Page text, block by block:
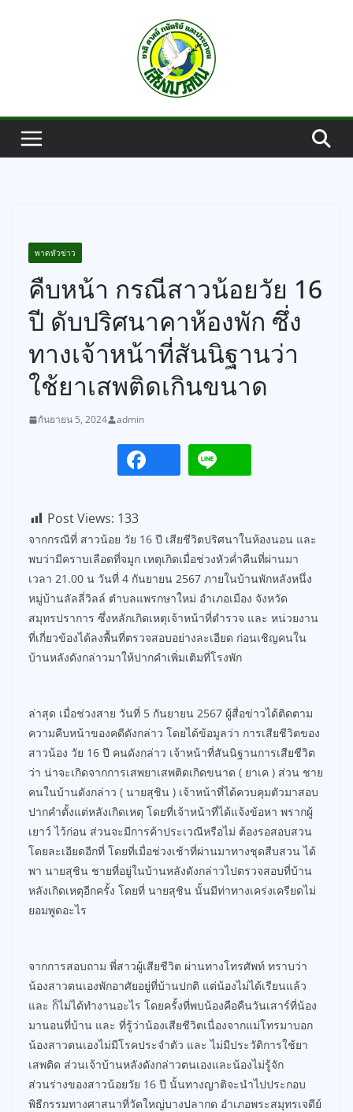
พาดหัวข่าว
คืบหน้า กรณีสาวน้อยวัย 16
ปี ดับปริศนาคาห้องพัก ซึ่ง
ทางเจ้าหน้าที่สันนิฐานว่า
ใช้ยาเสพติดเกินขนาด
กันยายน 5, 2024 admin
Post Views: 133
จากกรณีที่ สาวน้อย วัย 16 ปี เสียชีวิตปริศนาในห้องนอน และ
พบว่ามีคราบเลือดที่จมูก เหตุเกิดเมื่อช่วงหัวค่ำคืนที่ผ่านมา
เวลา 21.00 น วันที่ 4 กันยายน 2567 ภายในบ้านพักหลังหนึ่ง
หมู่บ้านลัลลี่วิลล์ ตำบลแพรกษาใหม่ อำเภอเมือง จังหวัด
สมุทรปราการ ซึ่งหลักเกิดเหตุเจ้าหน้าที่ตำรวจ และ หน่วยงาน
ที่เกี่ยวข้องได้ลงพื้นที่ตรวจสอบอย่างละเอียด ก่อนเชิญคนใน
บ้านหลังดังกล่าวมาให้ปากคำเพิ่มเติมที่โรงพัก
ล่าสุด เมื่อช่วงสาย วันที่ 5 กันยายน 2567 ผู้สื่อข่าวได้ติดตาม
ความคืบหน้าของคดีดังกล่าว โดยได้ข้อมูลว่า การเสียชีวิตของ
สาวน้อง วัย 16 ปี คนดังกล่าว เจ้าหน้าที่สันนิฐานการเสียชีวิต
ว่า น่าจะเกิดจากการเสพยาเสพติดเกิดขนาด ( ยาเค ) ส่วน ชาย
คนในบ้านดังกล่าว ( นายสุชิน ) เจ้าหน้าที่ได้ควบคุมตัวมาสอบ
ปากคำตั้งแต่หลังเกิดเหตุ โดยที่เจ้าหน้าที่ได้แจ้งข้อหา พรากผู้
เยาว์ ไว้ก่อน ส่วนจะมีการค้าประเวณีหรือไม่ ต้องรอสอบสวน
โดยละเอียดอีกที่ โดยที่เมื่อช่วงเช้าที่ผ่านมาทางชุดสืบสวน ได้
พา นายสุชิน ชายที่อยู่ในบ้านหลังดังกล่าวไปตรวจสอบที่บ้าน
หลังเกิดเหตุอีกครั้ง โดยที่ นายสุชิน นั้นมีท่าทางเคร่งเครียดไม่
ยอมพูดอะไร
จากการสอบถาม พี่สาวผู้เสียชีวิต ผ่านทางโทรศัพท์ ทราบว่า
น้องสาวตนเองพักอาศัยอยู่ที่บ้านปกติ แต่น้องไม่ได้เรียนแล้ว
และ ก็ไม่ได้ทำงานอะไร โดยครั้งที่พบน้องคือคืนวันเสาร์ที่น้อง
มานอนที่บ้าน และ ที่รู้ว่าน้องเสียชีวิตเนื่องจากแม่โทรมาบอก
น้องสาวตนเองไม่มีโรคประจำตัว และ ไม่มีประวัติการใช้ยา
เสพติด ส่วนเจ้าบ้านหลังดังกล่าวตนเองและน้องไม่รู้จัก
ส่วนร่างของสาวน้อยวัย 16 ปี นั้นทางญาติจะนำไปประกอบ
พิธีกรรมทางศาสนาที่วัดใหญ่บางปลากด อำเภอพระสมุทรเจดีย์